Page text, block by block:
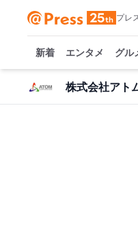
プレ
新着 エンタメ グル
株式会社アト